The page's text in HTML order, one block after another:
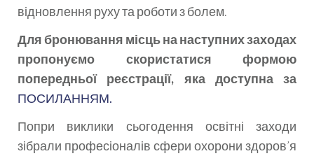
відновлення руху та роботи з болем.
Для бронювання місць на наступних заходах
пропонуємо скористатися формою
попередньої реєстрації, яка доступна за
ПОСИЛАННЯМ.
Попри виклики сьогодення освітні заходи
зібрали професіоналів сфери охорони здоров’я